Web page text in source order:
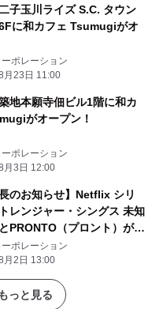
二子玉川ライズ S.C. タウン
に和カフェ Tsumugiがオ
ポレーション
月23日 11:00
築地本願寺佃ビル1階に和カ
がオープン！
ポレーション
月3日 12:00
長のお知らせ】Netflix シリ
レンジャー・シングス 未知
PRONTO（プロント）がコ
ポレーション
月2日 13:00
っと見る